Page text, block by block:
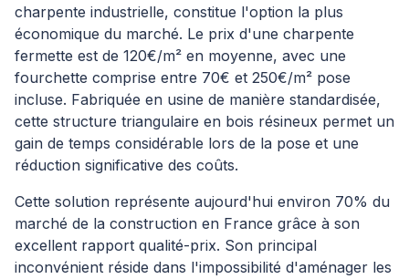
charpente industrielle, constitue l'option la plus
économique du marché. Le prix d'une charpente
fermette est de 120€/m² en moyenne, avec une
fourchette comprise entre 70€ et 250€/m² pose
incluse. Fabriquée en usine de manière standardisée,
cette structure triangulaire en bois résineux permet un
gain de temps considérable lors de la pose et une
réduction significative des coûts.
Cette solution représente aujourd'hui environ 70% du
marché de la construction en France grâce à son
excellent rapport qualité-prix. Son principal
inconvénient réside dans l'impossibilité d'aménager les